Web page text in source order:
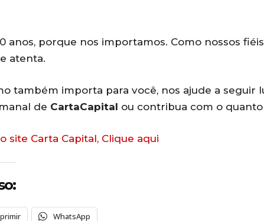
anos, porque nos importamos. Como nossos
atenta.
também importa para você, nos ajude a seguir
de CartaCapital ou contribua com o
site Carta Capital, Clique aqui
WhatsApp